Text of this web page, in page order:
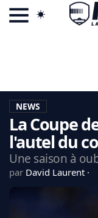
LA CHARTE
VIE PRIVÉE
CGU
CONTACTEZ-
NEWS
La Coupe
l'autel du
Une saison à
par David Laurent